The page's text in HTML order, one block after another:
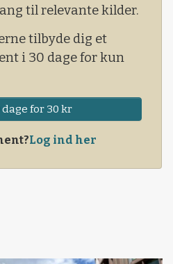
til relevante kilder.
tilbyde dig et
i 30 dage for kun
dage for 30 kr
Log ind her